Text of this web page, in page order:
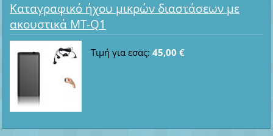
Καταγραφικό ήχου μικρών διαστάσεων με
ακουστικά MT-Q1
Τιμή για εσας: 45,00 €